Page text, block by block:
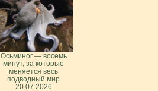
Осьминог — восемь
минут, за которые
меняется весь
подводный мир
20.07.2026